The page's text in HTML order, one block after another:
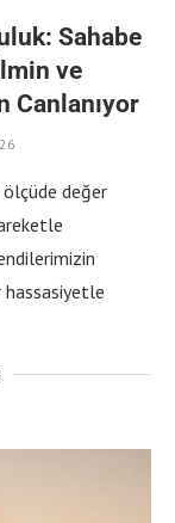
Sahabe
ve
Canlanıyor
ölçüde değer
hassasiyetle